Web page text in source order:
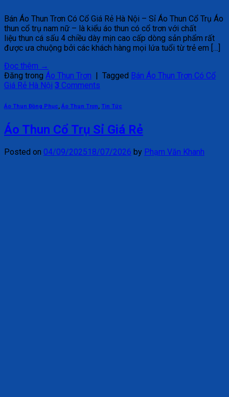
Bán Áo Thun Trơn Có Cổ Giá Rẻ Hà Nội – Sỉ Áo Thun Cổ Trụ Áo
thun cổ trụ nam nữ – là kiểu áo thun có cổ trơn với chất
liệu thun cá sấu 4 chiều dày mịn cao cấp dòng sản phẩm rất
được ưa chuộng bởi các khách hàng mọi lứa tuổi từ trẻ em […]
Đọc thêm →
Đăng trong Áo Thun Trơn | Tagged Bán Áo Thun Trơn Có Cổ
Giá Rẻ Hà Nội 3 Comments
Áo Thun Đồng Phục, Áo Thun Trơn, Tin Tức
Áo Thun Cổ Trụ Sỉ Giá Rẻ
Posted on 04/09/202518/07/2026 by Phạm Văn Khanh